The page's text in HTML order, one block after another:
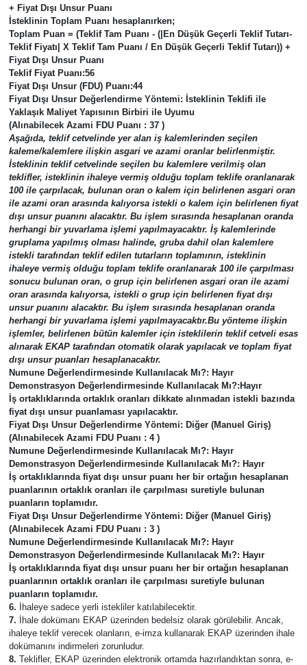
+ Fiyat Dışı Unsur Puanı
İsteklinin Toplam Puanı hesaplanırken;
Toplam Puan = (Teklif Tam Puanı - (|En Düşük Geçerli Teklif Tutarı-
Teklif Fiyatı| X Teklif Tam Puanı / En Düşük Geçerli Teklif Tutarı)) +
Fiyat Dışı Unsur Puanı
Teklif Fiyat Puanı:56
Fiyat Dışı Unsur (FDU) Puanı:44
Fiyat Dışı Unsur Değerlendirme Yöntemi: İsteklinin Teklifi ile
Yaklaşık Maliyet Yapısının Birbiri ile Uyumu
(Alınabilecek Azami FDU Puanı : 37 )
Aşağıda, teklif cetvelinde yer alan iş kalemlerinden seçilen
kaleme/kalemlere ilişkin asgari ve azami oranlar belirlenmiştir.
İsteklinin teklif cetvelinde seçilen bu kalemlere verilmiş olan
teklifler, isteklinin ihaleye vermiş olduğu toplam teklife oranlanarak
100 ile çarpılacak, bulunan oran o kalem için belirlenen asgari oran
ile azami oran arasında kalıyorsa istekli o kalem için belirlenen fiyat
dışı unsur puanını alacaktır. Bu işlem sırasında hesaplanan oranda
herhangi bir yuvarlama işlemi yapılmayacaktır. İş kalemlerinde
gruplama yapılmış olması halinde, gruba dahil olan kalemlere
istekli tarafından teklif edilen tutarların toplamının, isteklinin
ihaleye vermiş olduğu toplam teklife oranlanarak 100 ile çarpılması
sonucu bulunan oran, o grup için belirlenen asgari oran ile azami
oran arasında kalıyorsa, istekli o grup için belirlenen fiyat dışı
unsur puanını alacaktır. Bu işlem sırasında hesaplanan oranda
herhangi bir yuvarlama işlemi yapılmayacaktır.Bu yönteme ilişkin
işlemler, belirlenen bütün kalemler için isteklilerin teklif cetveli esas
alınarak EKAP tarafından otomatik olarak yapılacak ve toplam fiyat
dışı unsur puanları hesaplanacaktır.
Numune Değerlendirmesinde Kullanılacak Mı?: Hayır
Demonstrasyon Değerlendirmesinde Kullanılacak Mı?: Hayır
İş ortaklıklarında ortaklık oranları dikkate alınmadan istekli bazında
fiyat dışı unsur puanlaması yapılacaktır.
Fiyat Dışı Unsur Değerlendirme Yöntemi: Diğer (Manuel Giriş)
(Alınabilecek Azami FDU Puanı : 4 )
Numune Değerlendirmesinde Kullanılacak Mı?: Hayır
Demonstrasyon Değerlendirmesinde Kullanılacak Mı?: Hayır
İş ortaklıklarında fiyat dışı unsur puanı her bir ortağın hesaplanan
puanlarının ortaklık oranları ile çarpılması suretiyle bulunan
puanların toplamıdır.
Fiyat Dışı Unsur Değerlendirme Yöntemi: Diğer (Manuel Giriş)
(Alınabilecek Azami FDU Puanı : 3 )
Numune Değerlendirmesinde Kullanılacak Mı?: Hayır
Demonstrasyon Değerlendirmesinde Kullanılacak Mı?: Hayır
İş ortaklıklarında fiyat dışı unsur puanı her bir ortağın hesaplanan
puanlarının ortaklık oranları ile çarpılması suretiyle bulunan
puanların toplamıdır.
6. İhaleye sadece yerli istekliler katılabilecektir.
7. İhale dokümanı EKAP üzerinden bedelsiz olarak görülebilir. Ancak,
ihaleye teklif verecek olanların, e-imza kullanarak EKAP üzerinden ihale
dokümanını indirmeleri zorunludur.
8. Teklifler, EKAP üzerinden elektronik ortamda hazırlandıktan sonra, e-